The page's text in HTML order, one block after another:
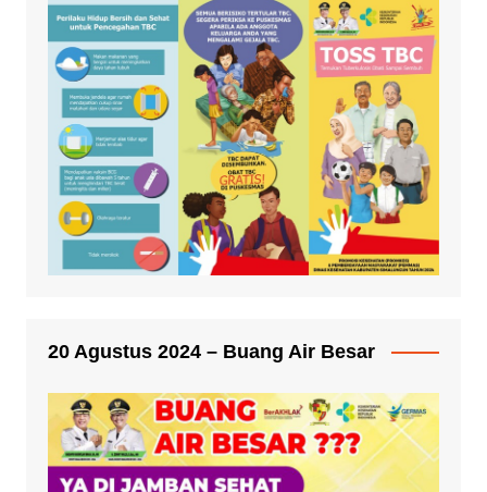
20 Agustus 2024 – Buang Air Besar